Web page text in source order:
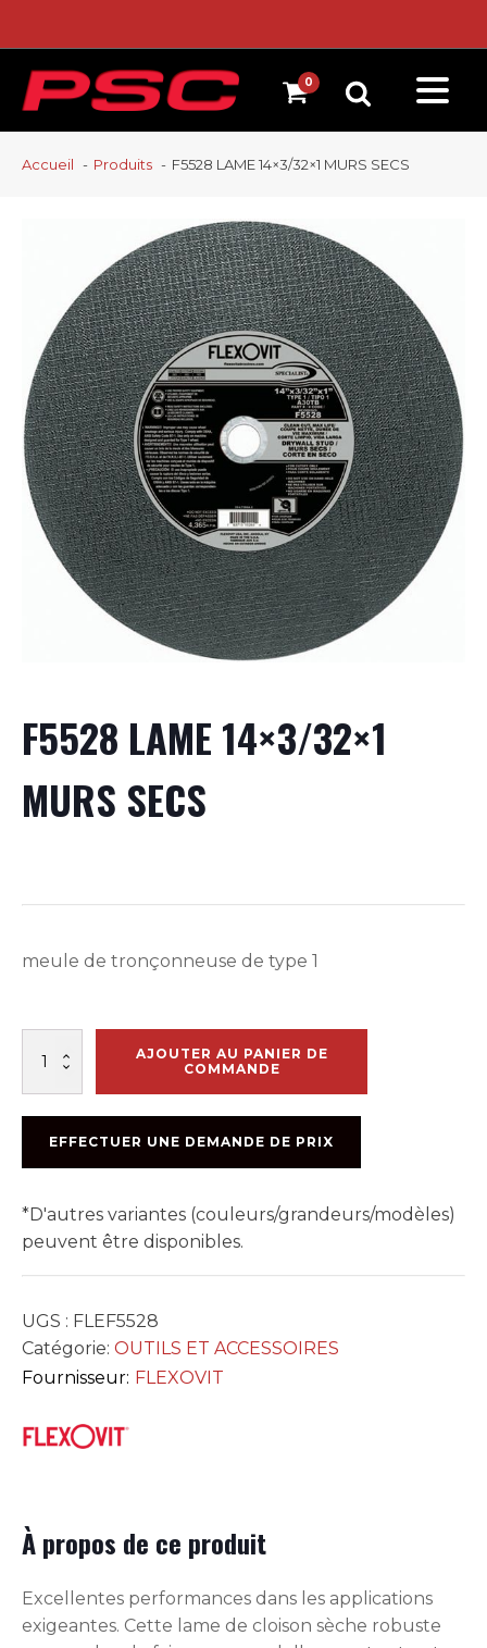
Accueil Produits F5528 LAME 14×3/32×1 MURS SECS
F5528 LAME 14×3/32×1
MURS SECS
meule de tronçonneuse de type 1
F5528
MURS
SECS
AJOUTER AU PANIER DE
COMMANDE
EFFECTUER UNE DEMANDE DE PRIX
*D'autres variantes (couleurs/grandeurs/modèles)
peuvent être disponibles.
UGS : FLEF5528
Catégorie: OUTILS ET ACCESSOIRES
Fournisseur: FLEXOVIT
À propos de ce produit
Excellentes performances dans les applications
exigeantes. Cette lame de cloison sèche robuste